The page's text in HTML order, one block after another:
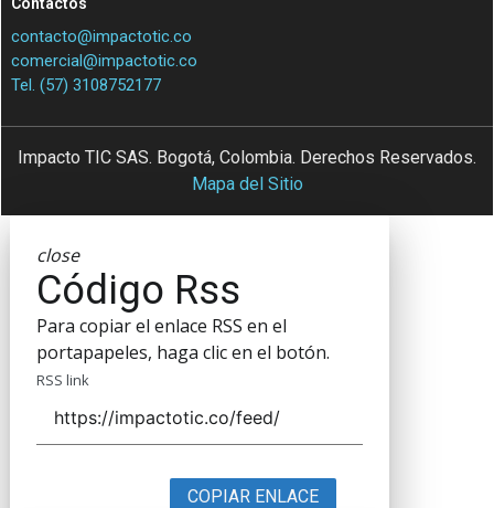
contacto@impactotic.co
comercial@impactotic.co
Tel. (57) 3108752177
Impacto TIC SAS. Bogotá, Colombia. Derechos Reservados.
Mapa del Sitio
close
Código Rss
Para copiar el enlace RSS en el
portapapeles, haga clic en el botón.
RSS link
COPIAR ENLACE